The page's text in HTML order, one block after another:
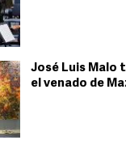
José Luis Malo
el venado de